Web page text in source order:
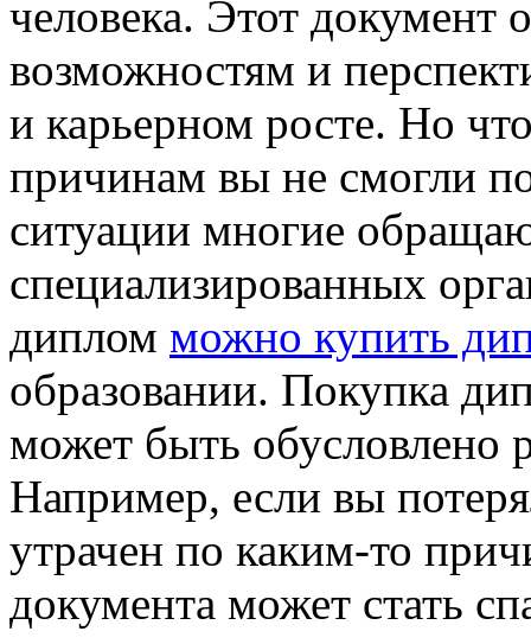
человека. Этот документ
возможностям и
и карьерном росте. Но
причинам вы не смогли
ситуации многие
специализированных
диплом можно купить
образовании. Покупка
может быть обусловлено
Например, если вы
утрачен по каким-то
документа может стать